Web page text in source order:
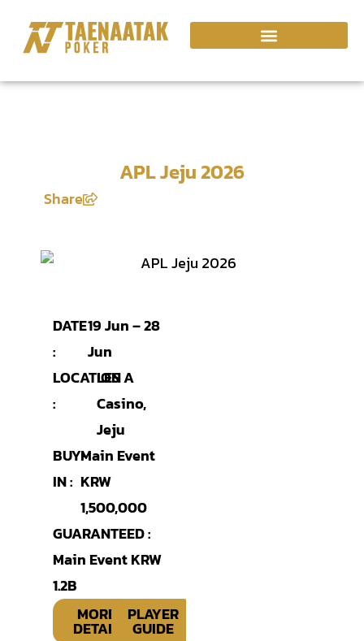
APL Jeju 2026
Share
DATE
:
19 Jun – 28
Jun
LOCATION
:
LES A
Casino,
Jeju
BUY-
IN :
Main Event
KRW
1,500,000
GUARANTEED :
Main Event KRW
1.2B
MORE
DETAIL
PLAYER
GUIDE